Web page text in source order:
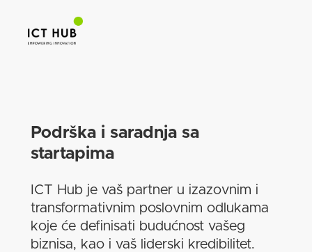
Podrška i saradnja sa
startapima
ICT Hub je vaš partner u izazovnim i
transformativnim poslovnim odlukama
koje će definisati budućnost vašeg
biznisa, kao i vaš liderski kredibilitet.